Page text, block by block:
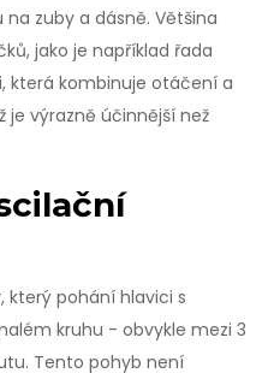
zuby a dásně. Většina
jako je například řada
která kombinuje otáčení a
je výrazně účinnější než
pohání hlavici s
kruhu - obvykle mezi 3
Tento pohyb není